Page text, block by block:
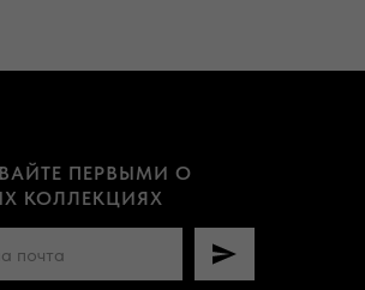
ПЕРВЫМИ О
КОЛЛЕКЦИЯХ